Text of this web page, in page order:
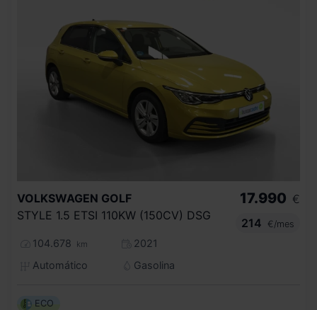
VOLKSWAGEN GOLF
STYLE 1.5 ETSI 110KW (150CV) DSG
104.678 km
2021
Automático
Gasolina
17.990 €
214
€/mes
ECO